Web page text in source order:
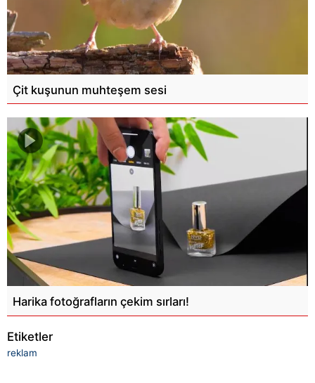
Çit kuşunun muhteşem sesi
Harika fotoğrafların çekim sırları!
Etiketler
reklam